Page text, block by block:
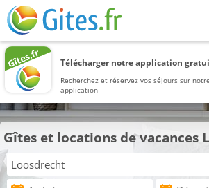
Télécharger notre application
Recherchez et réservez vos séjours sur notre
application
Gîtes et locations de vacances